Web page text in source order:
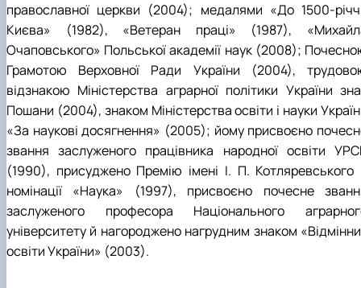
православної церкви (2004); медалями «До 1500-
Києва» (1982), «Ветеран праці» (1987),
Очаповського» Польської академії наук (2008);
Грамотою Верховної Ради України (2004),
відзнакою Міністерства аграрної політики України
Пошани (2004), знаком Міністерства освіти і науки
«За наукові досягнення» (2005); йому присвоєно
звання заслуженого працівника народної освіти
(1990), присуджено Премію імені І. П. Котляревського
номінації «Наука» (1997), присвоєно почесне
заслуженого професора Національного
університету й нагороджено нагрудним знаком
освіти України» (2003).